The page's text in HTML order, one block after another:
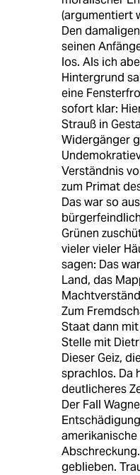
(argumentiert
Den
seinen
los. Als ich
Hintergrund
eine
sofort klar:
Strauß in
Widergänger
Verständnis
zum Primat
Das war so
Grünen
vieler vieler
sagen: Das
Land, das
Zum
Staat dann
Stelle mit
Dieser Geiz,
sprachlos. Da
deutlicheres
Der Fall
geblieben.